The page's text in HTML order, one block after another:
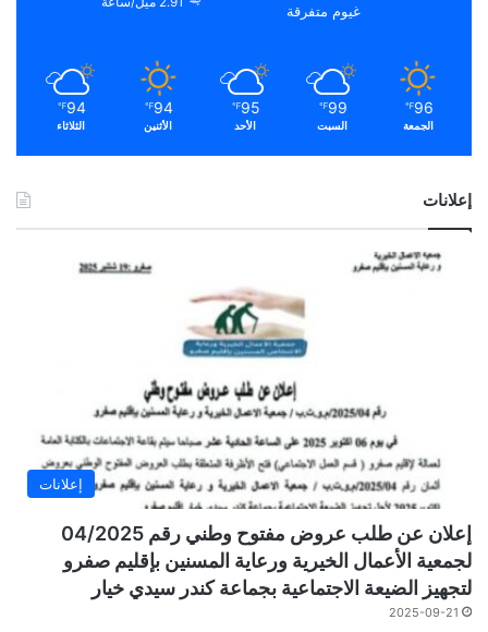
غيوم متفرقة
96
℉
الجمعة
99
℉
السبت
95
℉
الأحد
94
℉
الأثنين
94
℉
الثلاثاء
إعلانات
إعلانات
إعلان عن طلب عروض مفتوح وطني رقم 04/2025
لجمعية الأعمال الخيرية ورعاية المسنين بإقليم صفرو
لتجهيز الضيعة الاجتماعية بجماعة كندر سيدي خيار
2025-09-21